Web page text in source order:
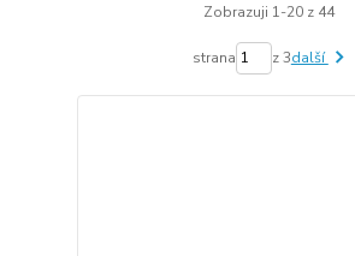
Zobrazuji 1-20 z 44
strana z 3další